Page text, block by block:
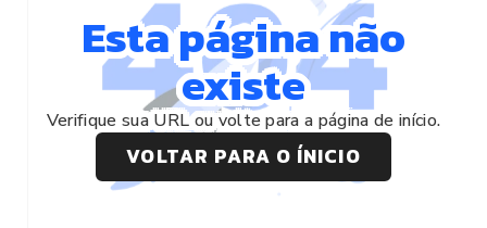
Esta página não
existe
Verifique sua URL ou volte para a página de início.
VOLTAR PARA O ÍNICIO